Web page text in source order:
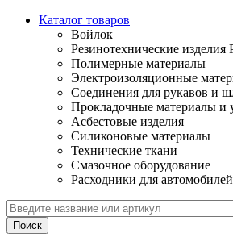
Каталог товаров
Войлок
Резинотехнические изделия
Полимерные материалы
Электроизоляционные
Соединения для рукавов и
Прокладочные материалы и
Асбестовые изделия
Силиконовые материалы
Технические ткани
Смазочное оборудование
Расходники для автомобилей